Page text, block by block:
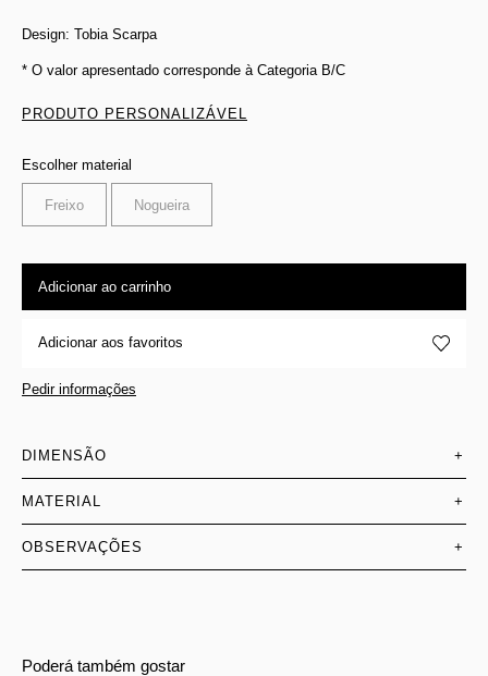
Design: Tobia Scarpa
* O valor apresentado corresponde à Categoria B/C
PRODUTO PERSONALIZÁVEL
Escolher material
Freixo Nogueira
Adicionar ao carrinho
Adicionar aos favoritos
Pedir informações
DIMENSÃO +
MATERIAL +
OBSERVAÇÕES +
Poderá também gostar